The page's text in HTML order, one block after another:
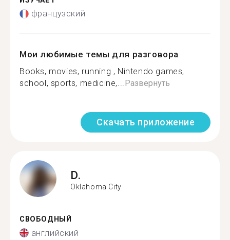
французский
Мои любимые темы для разговора
Books, movies, running , Nintendo games,
school, sports, medicine,...Развернуть
Скачать приложение
D.
Oklahoma City
СВОБОДНЫЙ
английский